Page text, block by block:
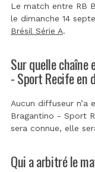
Le match entre RB
le dimanche 14
Brésil Série A.
Sur quelle
- Sport Recife en
Aucun diffuseur n’a
Bragantino - Sport
sera connue, elle
Qui a arbitré le